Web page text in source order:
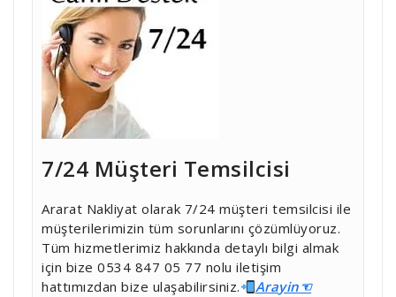
7/24 Müşteri Temsilcisi
Ararat Nakliyat olarak 7/24 müşteri temsilcisi ile
müşterilerimizin tüm sorunlarını çözümlüyoruz.
Tüm hizmetlerimiz hakkında detaylı bilgi almak
için bize 0534 847 05 77 nolu iletişim
hattımızdan bize ulaşabilirsiniz.
Arayin☜